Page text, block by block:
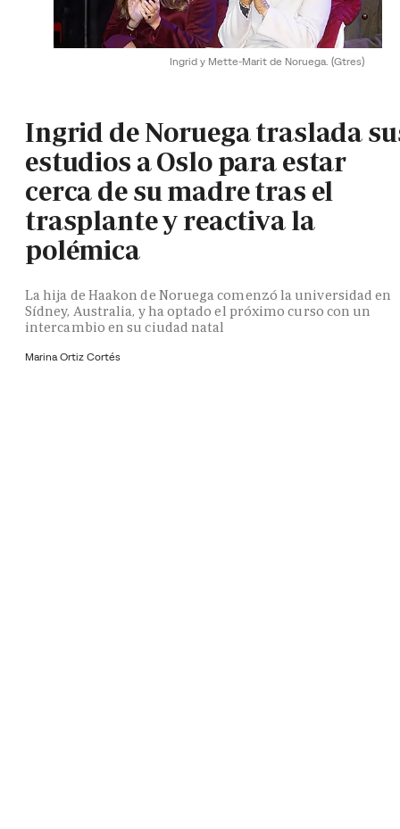
Ingrid y Mette-Marit de Noruega. (Gtres)
Ingrid de Noruega traslada
estudios a Oslo para estar
cerca de su madre tras el
trasplante y reactiva la
polémica
La hija de Haakon de Noruega comenzó la universidad en
Sídney, Australia, y ha optado el próximo curso con un
intercambio en su ciudad natal
Marina Ortiz Cortés